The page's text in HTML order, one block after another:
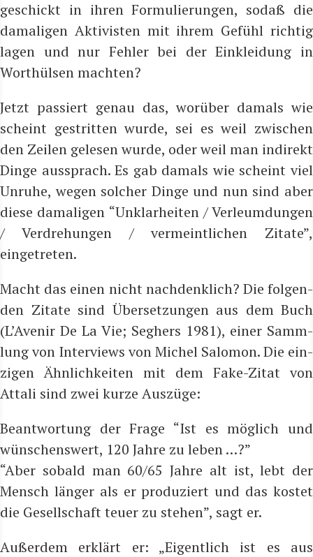
geschickt in ihren For­mu­lie­run­gen, sodaß die
dama­li­gen Akti­vis­ten mit ihrem Gefühl rich­tig
lagen und nur Feh­ler bei der Ein­klei­dung in
Wort­hül­sen machten?
Jetzt pas­siert genau das, wor­über damals wie
scheint gestrit­ten wur­de, sei es weil zwi­schen
den Zei­len gele­sen wur­de, oder weil man indi­rekt
Din­ge aus­sprach. Es gab damals wie scheint viel
Unru­he, wegen sol­cher Din­ge und nun sind aber
die­se dama­li­gen “Unklar­hei­ten / Ver­leum­dun­gen
/ Ver­dre­hun­gen / ver­meint­li­chen Zita­te”,
eingetreten.
Macht das einen nicht nach­denk­lich? Die fol­gen­
den Zita­te sind Über­set­zun­gen aus dem Buch
(L’A­ve­nir De La Vie; Seg­hers 1981), einer Samm­
lung von Inter­views von Michel Salo­mon. Die ein­
zi­gen Ähn­lich­kei­ten mit dem Fake-Zitat von
Attali sind zwei kur­ze Auszüge:
Beant­wor­tung der Fra­ge “Ist es mög­lich und
wün­schens­wert, 120 Jah­re zu leben …?”
“Aber sobald man 60/65 Jah­re alt ist, lebt der
Mensch län­ger als er pro­du­ziert und das kos­tet
die Gesell­schaft teu­er zu ste­hen”, sagt er.
Außer­dem erklärt er: „Eigent­lich ist es aus